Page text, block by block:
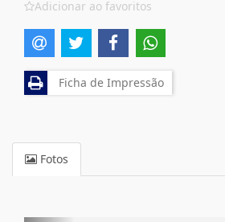
Adicionar ao favoritos
Ficha de Impressão
Fotos